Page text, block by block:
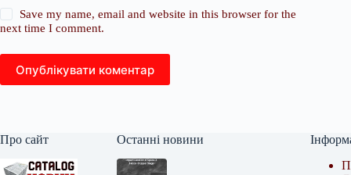
Save my name, email and website in this browser for the
next time I comment.
Опублікувати коментар
Про сайт Останні новини